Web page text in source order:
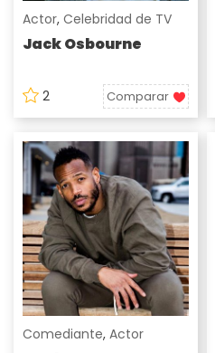
Actor, Celebridad de TV
Jack Osbourne
2 Comparar
Comediante, Actor